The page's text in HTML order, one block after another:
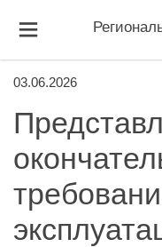
03.06.2026